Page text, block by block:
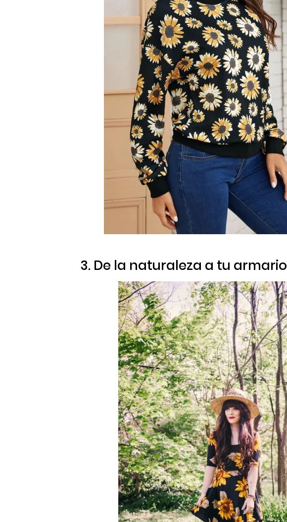
3. De la naturaleza a tu armario